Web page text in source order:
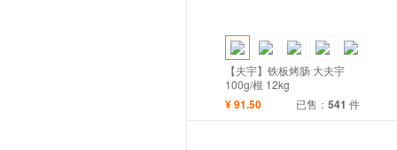
【夫宇】铁板烤肠 大夫宇
100g/根 12kg
¥91.50 已售：541 件